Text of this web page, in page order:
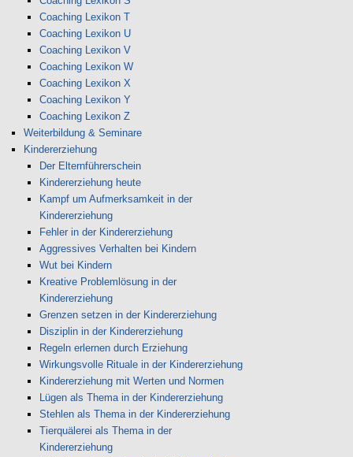
Coaching Lexikon T
Coaching Lexikon U
Coaching Lexikon V
Coaching Lexikon W
Coaching Lexikon X
Coaching Lexikon Y
Coaching Lexikon Z
Weiterbildung & Seminare
Kindererziehung
Der Elternführerschein
Kindererziehung heute
Kampf um Aufmerksamkeit in der
Kindererziehung
Fehler in der Kindererziehung
Aggressives Verhalten bei Kindern
Wut bei Kindern
Kreative Problemlösung in der
Kindererziehung
Grenzen setzen in der Kindererziehung
Disziplin in der Kindererziehung
Regeln erlernen durch Erziehung
Wirkungsvolle Rituale in der Kindererziehung
Kindererziehung mit Werten und Normen
Lügen als Thema in der Kindererziehung
Stehlen als Thema in der Kindererziehung
Tierquälerei als Thema in der
Kindererziehung